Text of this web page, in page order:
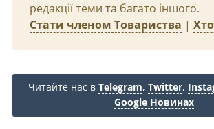
редакції теми та багато іншого.
Стати членом Товариства |
Читайте нас в Telegram, Twitter,
Google Новинах